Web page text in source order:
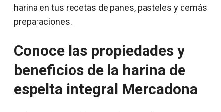
harina en tus recetas de panes, pasteles y demás
preparaciones.
Conoce las propiedades y
beneficios de la harina de
espelta integral Mercadona